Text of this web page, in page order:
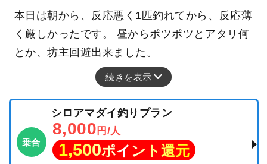
本日は朝から、反応悪く1匹釣れてから、反応薄
く厳しかったです。 昼からポツポツとアタリ何
とか、坊主回避出来ました。
続きを表示
乗合
シロアマダイ釣りプラン
8,000 円/人
1,500ポイント還元